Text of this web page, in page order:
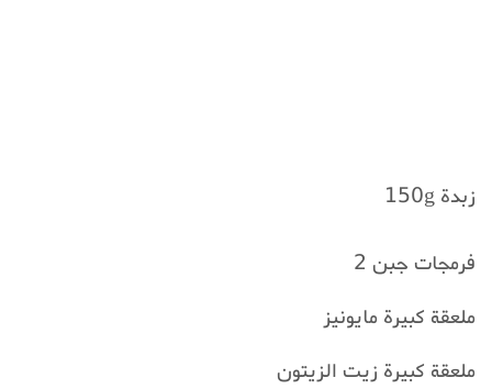
زبدة 150g
فرمجات جبن 2
ملعقة كبيرة مايونيز
ملعقة كبيرة زيت الزيتون